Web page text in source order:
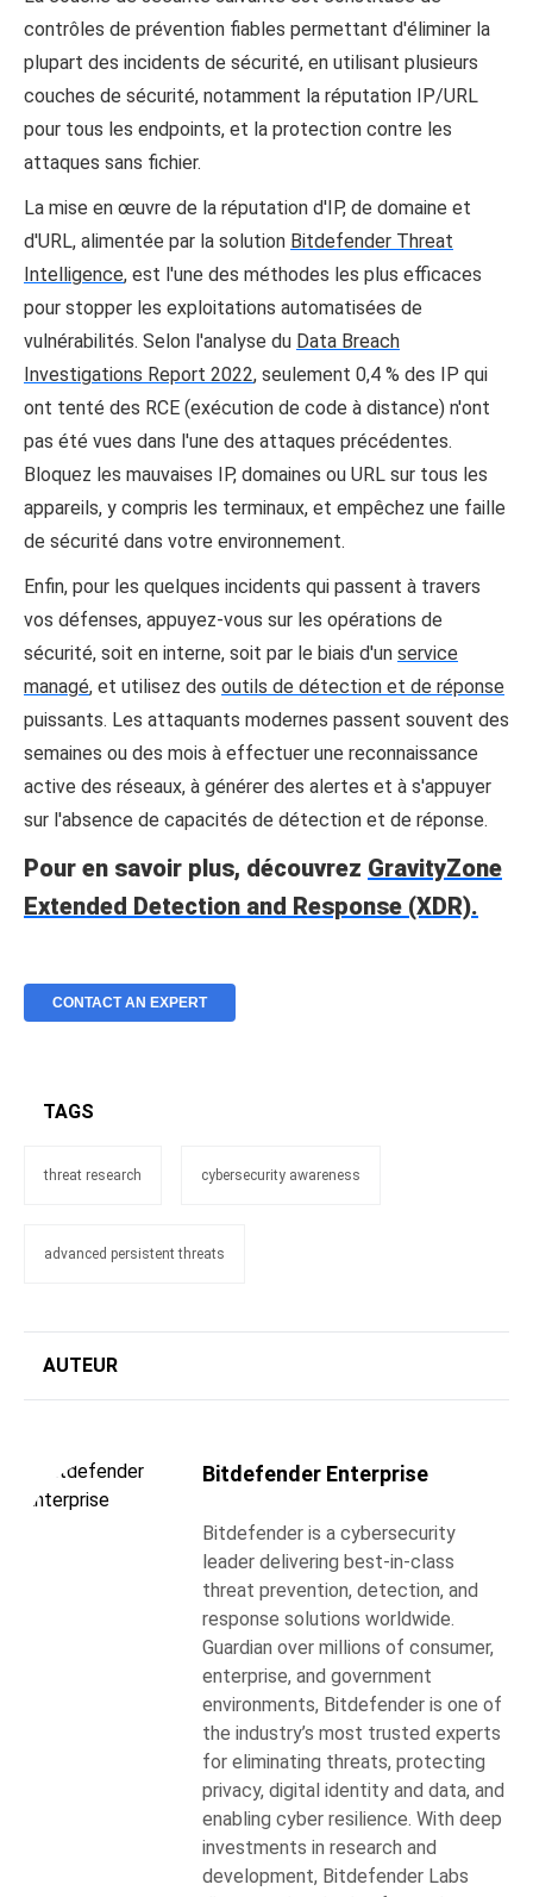
contrôles de prévention fiables permettant d'éliminer la
plupart des incidents de sécurité, en utilisant plusieurs
couches de sécurité, notamment la réputation IP/URL
pour tous les endpoints, et la protection contre les
attaques sans fichier.
La mise en œuvre de la réputation d'IP, de domaine et
d'URL, alimentée par la solution Bitdefender Threat
Intelligence, est l'une des méthodes les plus efficaces
pour stopper les exploitations automatisées de
vulnérabilités. Selon l'analyse du Data Breach
Investigations Report 2022, seulement 0,4 % des IP qui
ont tenté des RCE (exécution de code à distance) n'ont
pas été vues dans l'une des attaques précédentes.
Bloquez les mauvaises IP, domaines ou URL sur tous les
appareils, y compris les terminaux, et empêchez une faille
de sécurité dans votre environnement.
Enfin, pour les quelques incidents qui passent à travers
vos défenses, appuyez-vous sur les opérations de
sécurité, soit en interne, soit par le biais d'un service
managé, et utilisez des outils de détection et de réponse
puissants. Les attaquants modernes passent souvent des
semaines ou des mois à effectuer une reconnaissance
active des réseaux, à générer des alertes et à s'appuyer
sur l'absence de capacités de détection et de réponse.
Pour en savoir plus, découvrez GravityZone
Extended Detection and Response (XDR).
CONTACT AN EXPERT
TAGS
threat research cybersecurity awareness
advanced persistent threats
AUTEUR
Bitdefender Enterprise
Bitdefender is a cybersecurity
leader delivering best-in-class
threat prevention, detection, and
response solutions worldwide.
Guardian over millions of consumer,
enterprise, and government
environments, Bitdefender is one of
the industry’s most trusted experts
for eliminating threats, protecting
privacy, digital identity and data, and
enabling cyber resilience. With deep
investments in research and
development, Bitdefender Labs